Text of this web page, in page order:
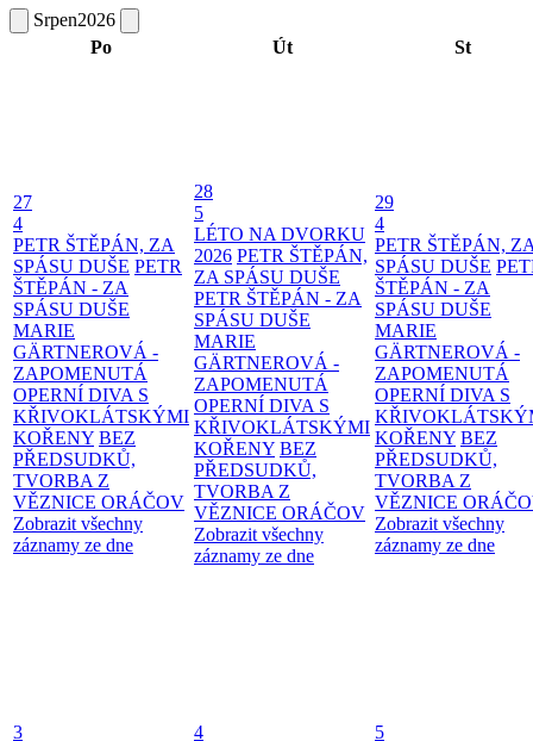
Srpen2026
Po
Út St
27
4
PETR ŠTĚPÁN, ZA
SPÁSU DUŠE PETR
ŠTĚPÁN - ZA
SPÁSU DUŠE
MARIE
GÄRTNEROVÁ -
ZAPOMENUTÁ
OPERNÍ DIVA S
KŘIVOKLÁTSKÝMI
KOŘENY BEZ
PŘEDSUDKŮ,
TVORBA Z
VĚZNICE ORÁČOV
Zobrazit všechny
záznamy ze dne
28
5
LÉTO NA DVORKU
2026 PETR ŠTĚPÁN,
ZA SPÁSU DUŠE
PETR ŠTĚPÁN - ZA
SPÁSU DUŠE
MARIE
GÄRTNEROVÁ -
ZAPOMENUTÁ
OPERNÍ DIVA S
KŘIVOKLÁTSKÝMI
KOŘENY BEZ
PŘEDSUDKŮ,
TVORBA Z
VĚZNICE ORÁČOV
Zobrazit všechny
záznamy ze dne
29
4
PETR ŠTĚPÁN,
SPÁSU DUŠE
ŠTĚPÁN - ZA
SPÁSU DUŠE
MARIE
GÄRTNEROVÁ -
ZAPOMENUTÁ
OPERNÍ DIVA S
KOŘENY BEZ
PŘEDSUDKŮ,
TVORBA Z
VĚZNICE
Zobrazit všechny
záznamy ze dne
3
4
5